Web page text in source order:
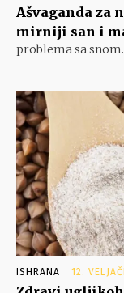
Ašvaganda za
mirniji san i
problema sa snom.
ISHRANA 12.